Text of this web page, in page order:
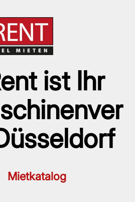
ist Ihr